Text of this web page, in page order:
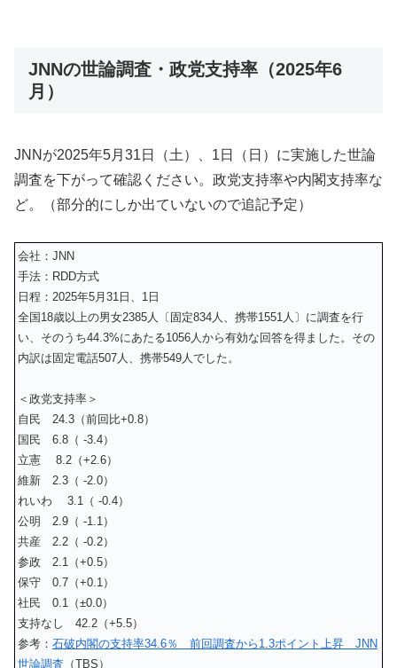
JNNの世論調査・政党支持率（2025年6
月）
JNNが2025年5月31日（土）、1日（日） に実施した世論
調査を下がって確認ください。政党支持率や内閣支持率な
ど。（部分的にしか出ていないので追記予定）
会社：JNN
手法：RDD方式
日程：2025年5月31日、1日
全国18歳以上の男女2385人〔固定834人、携帯1551人〕に調査を行
い、そのうち44.3%にあたる1056人から有効な回答を得ました。その
内訳は固定電話507人、携帯549人でした。
＜政党支持率＞
自民 24.3（前回比+0.8）
国民 6.8（ -3.4）
立憲 8.2（+2.6）
維新 2.3（ -2.0）
れいわ 3.1（ -0.4）
公明 2.9（ -1.1）
共産 2.2（ -0.2）
参政 2.1（+0.5）
保守 0.7（+0.1）
社民 0.1（±0.0）
支持なし 42.2（+5.5）
参考： 石破内閣の支持率34.6％ 前回調査から1.3ポイント上昇 JNN
世論調査 （TBS）